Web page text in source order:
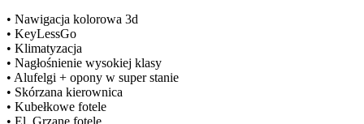
• Nawigacja kolorowa 3d
• KeyLessGo
• Klimatyzacja
• Nagłośnienie wysokiej klasy
• Alufelgi + opony w super stanie
• Skórzana kierownica
• Kubełkowe fotele